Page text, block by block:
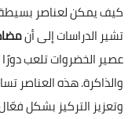
كيف يمكن لعناصر
تشير الدراسات إلى أن
عصير الخضروات تلعب
والذاكرة. هذه العناصر
وتعزيز التركيز بشكل